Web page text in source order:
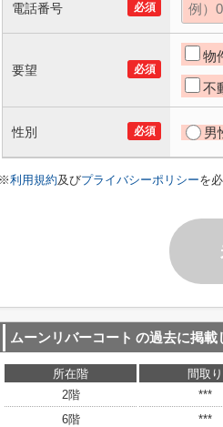
必須
電話番号
必須
要望
物
不
必須
性別 男
※利用規約及びプライバシーポリシーを
ムーンリバーコート の過去に掲載
所在階 間取り
2階
***
6階
***